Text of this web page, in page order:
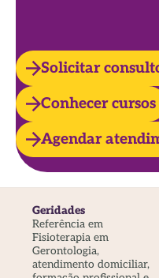
Solicitar
Conhecer cursos
Agendar
Geridades
Referência em
Fisioterapia em
Gerontologia,
atendimento domiciliar,